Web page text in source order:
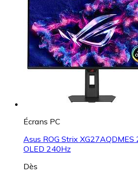
Écrans PC
Asus ROG Strix XG27AQDMES
OLED 240Hz
Dès